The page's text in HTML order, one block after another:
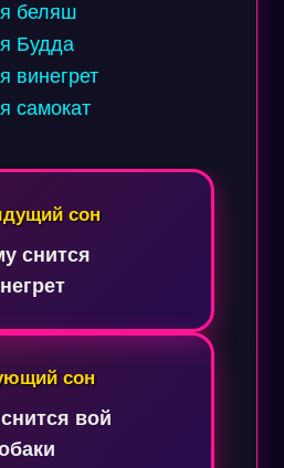
беляш
Будда
винегрет
самокат
сон
снится
сон
вой